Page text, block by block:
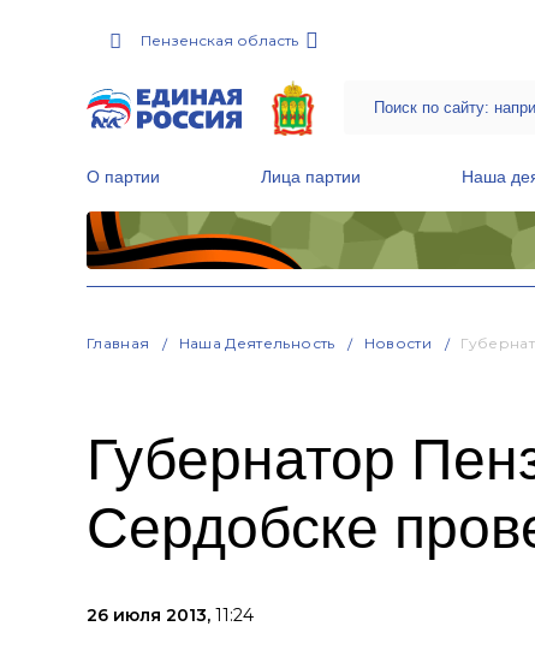
Пензенская область
О партии Лица партии Наша
Главная Наша Деятельность Новости
Губернатор
Сердобске
26 июля 2013, 11:24